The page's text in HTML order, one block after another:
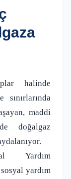
halinde
maddi
doğalgaz
Yardım
yardım